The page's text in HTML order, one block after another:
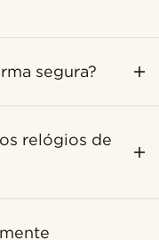
segura?
relógios de